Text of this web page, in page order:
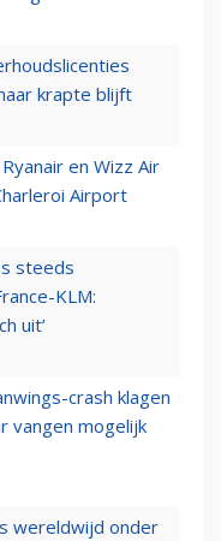
krapte blijft
en Wizz Air
Airport
steeds
KLM:
uit’
crash klagen
vangen mogelijk
wereldwijd onder